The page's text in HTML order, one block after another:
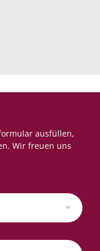
ausfüllen,
Wir freuen uns